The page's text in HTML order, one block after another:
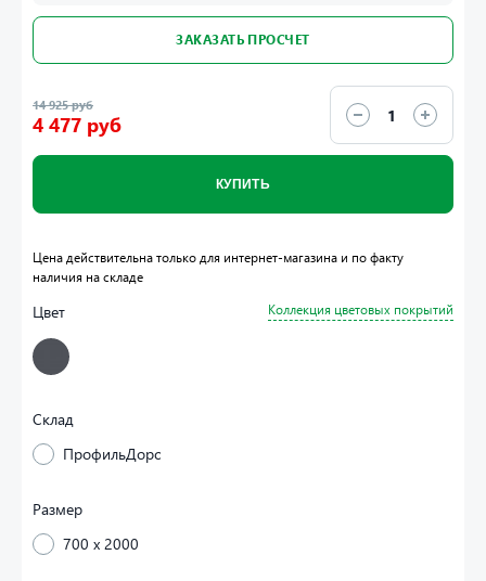
ЗАКАЗАТЬ ПРОСЧЕТ
14 925 руб
4 477 руб
КУПИТЬ
Цвет Коллекция цветовых покрытий
Склад
ПрофильДорс
Размер
700 x 2000
Цена действительна только для интернет-магазина и по факту
наличия на складе